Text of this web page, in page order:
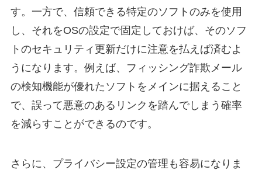
す。一方で、信頼できる特定のソフトのみを使用
し、それをOSの設定で固定しておけば、そのソフ
トのセキュリティ更新だけに注意を払えば済むよ
うになります。例えば、フィッシング詐欺メール
の検知機能が優れたソフトをメインに据えること
で、誤って悪意のあるリンクを踏んでしまう確率
を減らすことができるのです。
さらに、プライバシー設定の管理も容易になりま